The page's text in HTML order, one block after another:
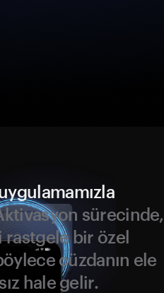
sürecinde,
rastgele bir özel
cüzdanın ele
hale gelir.